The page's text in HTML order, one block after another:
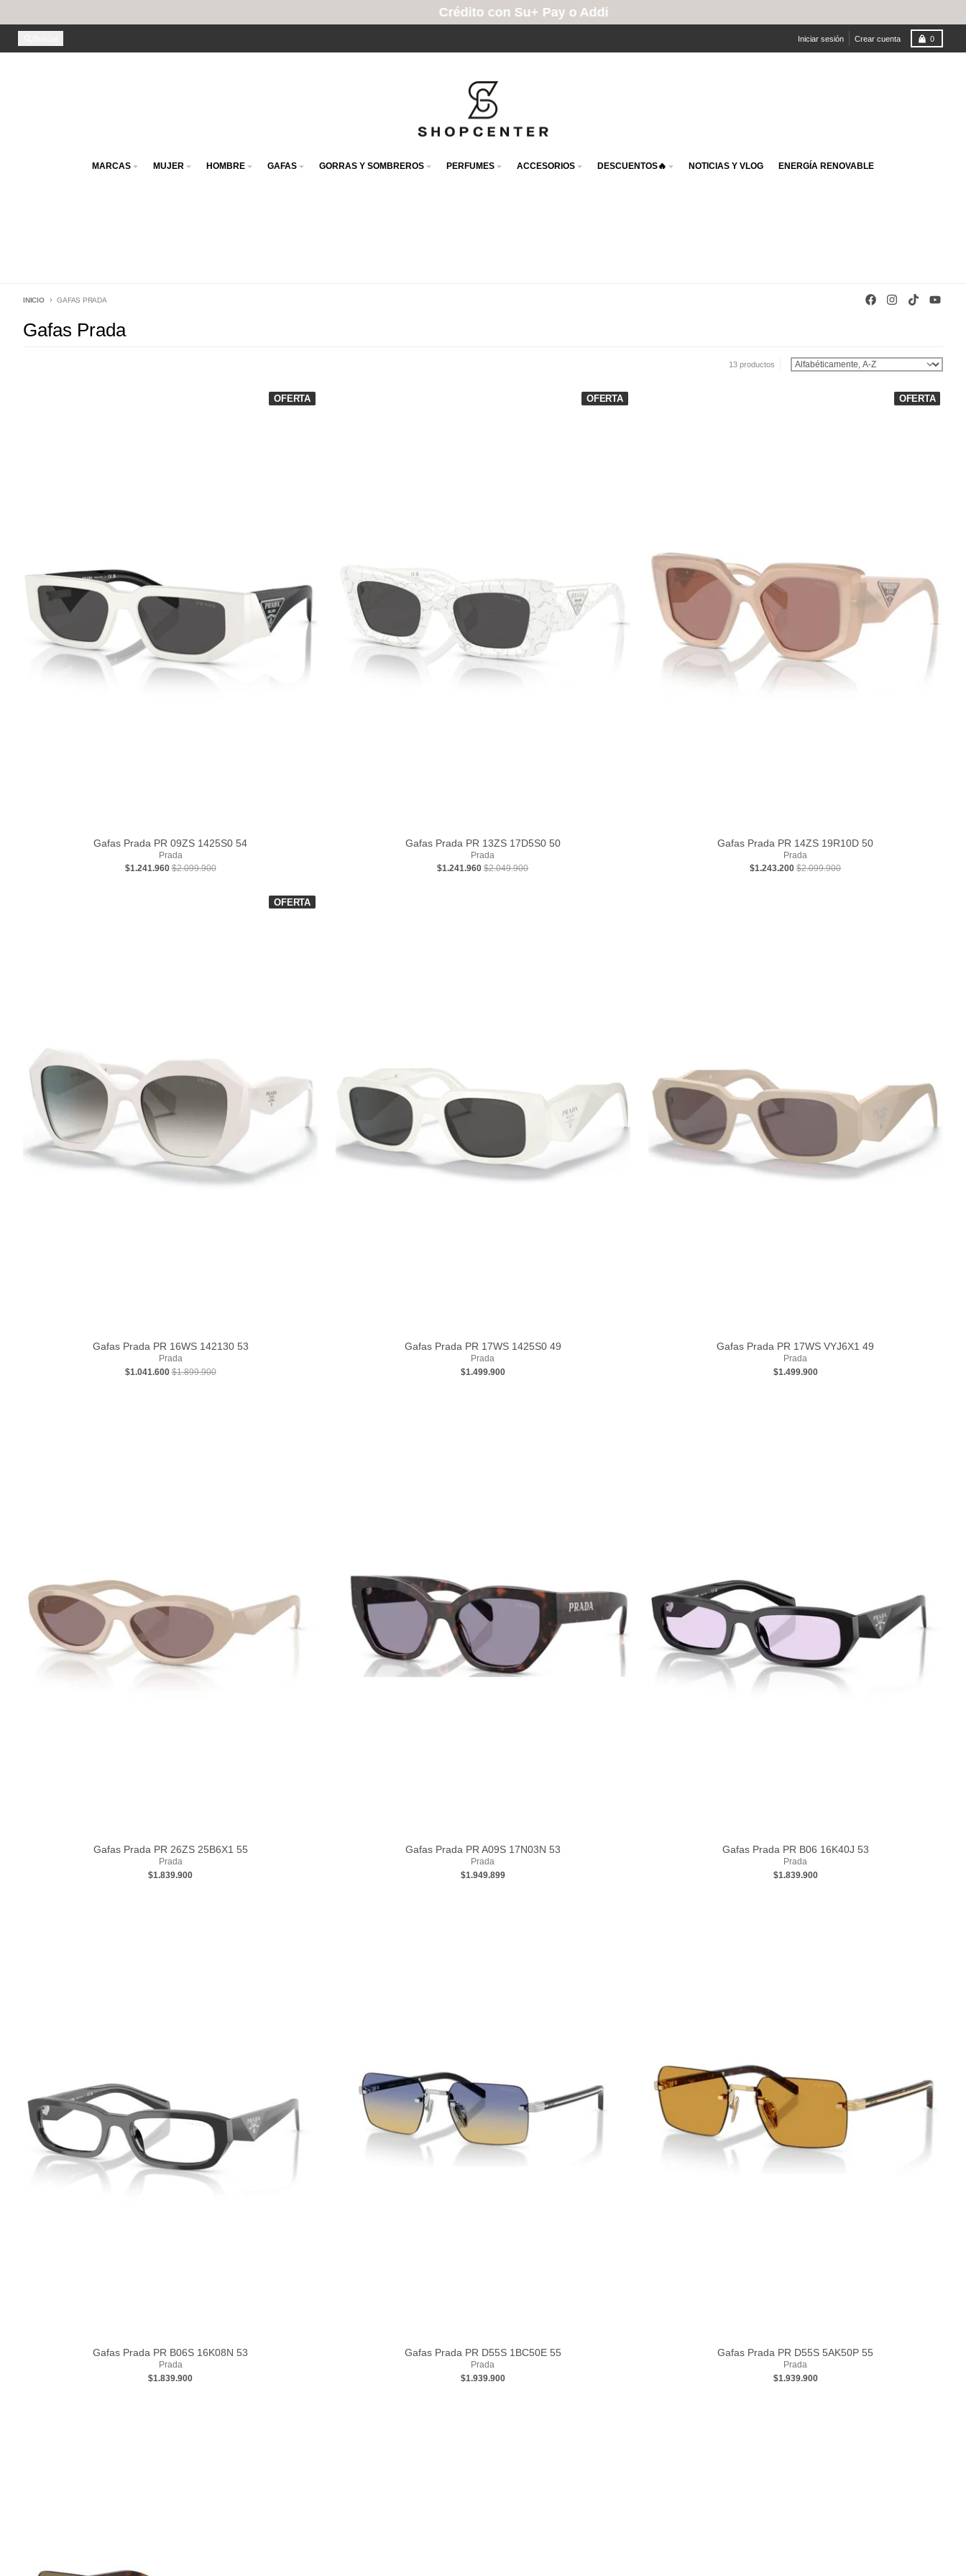
Crédito con Su+ Pay o Addi
Ir directamente al contenido
Iniciar sesión Crear cuenta 0
Carro
MARCAS MUJER HOMBRE GAFAS GORRAS Y SOMBREROS PERFUMES ACCESORIOS DESCUENTOS🔥 NOTICIAS Y VLOG ENERGÍA RENOVABLE
INICIO GAFAS PRADA
Gafas Prada
13 productos Ordenar por:
OFERTA
Gafas Prada PR 09ZS 1425S0 54
Prada
$1.241.960$2.099.900
OFERTA
Gafas Prada PR 13ZS 17D5S0 50
Prada
$1.241.960$2.049.900
OFERTA
Gafas Prada PR 14ZS 19R10D 50
Prada
$1.243.200$2.099.900
OFERTA
Gafas Prada PR 16WS 142130 53
Prada
$1.041.600$1.899.900
Gafas Prada PR 17WS 1425S0 49
Prada
$1.499.900
Gafas Prada PR 17WS VYJ6X1 49
Prada
$1.499.900
Gafas Prada PR 26ZS 25B6X1 55
Prada
$1.839.900
Gafas Prada PR A09S 17N03N 53
Prada
$1.949.899
Gafas Prada PR B06 16K40J 53
Prada
$1.839.900
Gafas Prada PR B06S 16K08N 53
Prada
$1.839.900
Gafas Prada PR D55S 1BC50E 55
Prada
$1.939.900
Gafas Prada PR D55S 5AK50P 55
Prada
$1.939.900